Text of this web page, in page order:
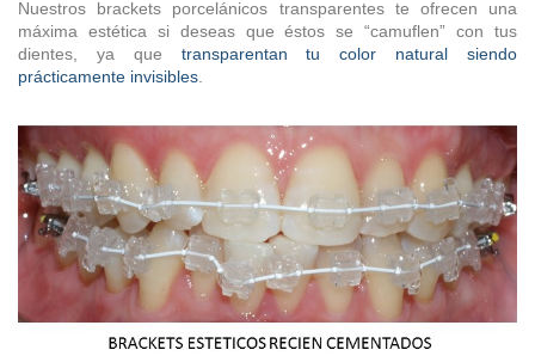
Nuestros brackets porcelánicos transparentes te ofrecen una
máxima estética si deseas que éstos se “camuflen” con tus
dientes, ya que transparentan tu color natural siendo
prácticamente invisibles